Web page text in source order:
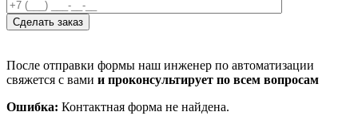
После отправки формы наш инженер по автоматизации
свяжется с вами и проконсультирует по всем вопросам
Ошибка: Контактная форма не найдена.